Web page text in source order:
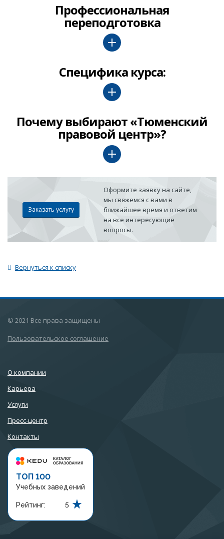
Профессиональная
переподготовка
Специфика курса:
Почему выбирают «Тюменский
правовой центр»?
Заказать услугу
Оформите заявку на сайте,
мы свяжемся с вами в
ближайшее время и ответим
на все интересующие
вопросы.
Вернуться к списку
© 2021 Все права защищены
Пользовательское соглашение
О компании
Карьера
Услуги
Пресс-центр
Контакты
ТОП 100
Учебных заведений
Рейтинг: 5